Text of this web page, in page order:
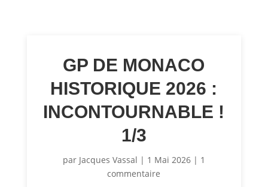
GP DE MONACO
HISTORIQUE 2026 :
INCONTOURNABLE !
1/3
par Jacques Vassal | 1 Mai 2026| 1
commentaire